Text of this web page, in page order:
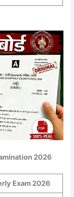
2026
Exam 2026